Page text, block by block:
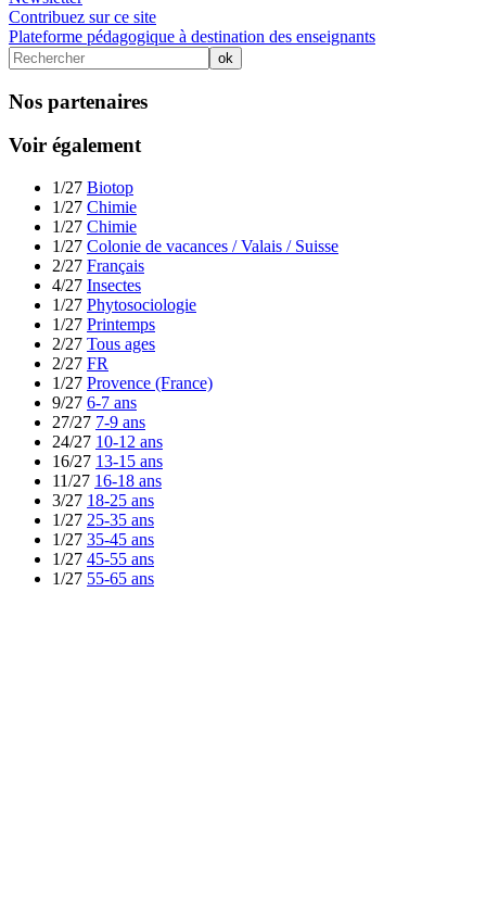
Contribuez sur ce site
Plateforme pédagogique à destination des enseignants
Nos partenaires
Voir également
1/27 Biotop
1/27 Chimie
1/27 Chimie
1/27 Colonie de vacances / Valais / Suisse
2/27 Français
4/27 Insectes
1/27 Phytosociologie
1/27 Printemps
2/27 Tous ages
2/27 FR
1/27 Provence (France)
9/27 6-7 ans
27/27 7-9 ans
24/27 10-12 ans
16/27 13-15 ans
11/27 16-18 ans
3/27 18-25 ans
1/27 25-35 ans
1/27 35-45 ans
1/27 45-55 ans
1/27 55-65 ans